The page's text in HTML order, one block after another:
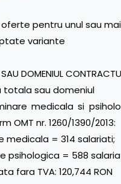
pentru unul sau
variante
DOMENIUL
totala sau domeniul
medicala si
OMT nr. 1260/1390/2013:
medicala = 314 salariati;
psihologica = 588
fara TVA: 120,744 RON